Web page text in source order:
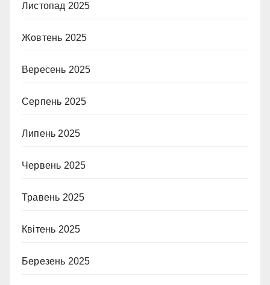
Листопад 2025
Жовтень 2025
Вересень 2025
Серпень 2025
Липень 2025
Червень 2025
Травень 2025
Квітень 2025
Березень 2025